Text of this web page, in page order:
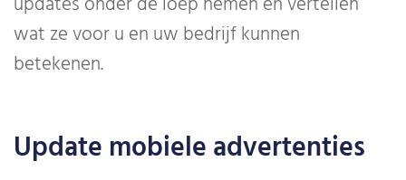
wat ze voor u en uw bedrijf kunnen
betekenen.
Update mobiele advertenties